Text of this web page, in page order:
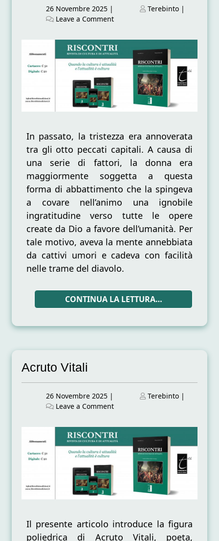
Posted
on
26 Novembre 2025 |
Posted
Terebinto |
Leave a Commenton
donna
e
l’ottavo
peccato
capitale
In passato, la tristezza era annoverata
tra gli otto peccati capitali. A causa di
una serie di fattori, la donna era
maggiormente soggetta a questa
forma di abbattimento che la spingeva
a covare nell’animo una ignobile
ingratitudine verso tutte le opere
create da Dio a favore dell’umanità. Per
tale motivo, aveva la mente annebbiata
da cattivi umori e cadeva con facilità
nelle trame del diavolo.
CONTINUA LA LETTURA…
Acruto Vitali
Posted
on
26 Novembre 2025 |
Posted
Terebinto |
Leave a Commenton
Vitali
Il presente articolo introduce la figura
poliedrica di Acruto Vitali, poeta,